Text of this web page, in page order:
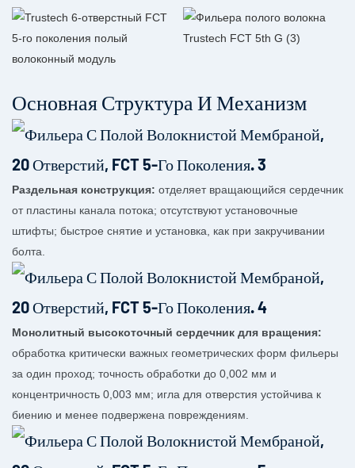
Основная Структура И Механизм
Раздельная конструкция: отделяет вращающийся сердечник
от пластины канала потока; отсутствуют установочные
штифты; быстрое снятие и установка, как при закручивании
болта.
Монолитный высокоточный сердечник для вращения:
обработка критически важных геометрических форм фильеры
за один проход; точность обработки до 0,002 мм и
концентричность 0,003 мм; игла для отверстия устойчива к
биению и менее подвержена повреждениям.